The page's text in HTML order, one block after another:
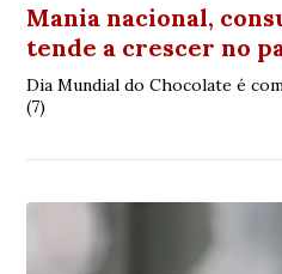
Mania nacional,
tende a crescer no
Dia Mundial do Chocolate é
(7)